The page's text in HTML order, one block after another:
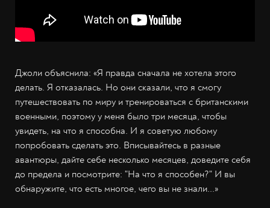
Джоли объяснила: «Я правда сначала не хотела этого
делать. Я отказалась. Но они сказали, что я смогу
путешествовать по миру и тренироваться с британскими
военными, поэтому у меня было три месяца, чтобы
увидеть, на что я способна. И я советую любому
попробовать сделать это. Вписывайтесь в разные
авантюры, дайте себе несколько месяцев, доведите себя
до предела и посмотрите: "На что я способен?" И вы
обнаружите, что есть многое, чего вы не знали...»